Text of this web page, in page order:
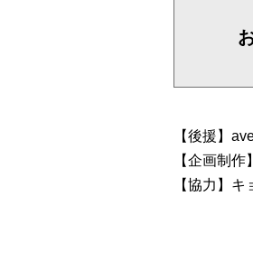
【後援】
【企画制
【協力】